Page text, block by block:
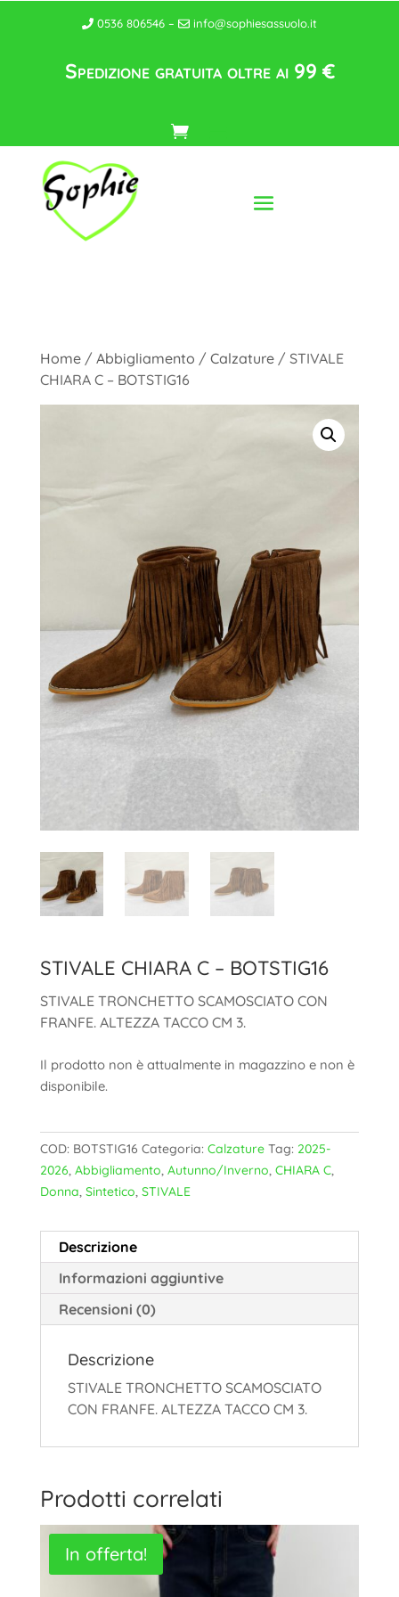
0536 806546 – info@sophiesassuolo.it
Spedizione gratuita oltre ai 99 €
Home/ Abbigliamento / Calzature/ STIVALE
CHIARA C – BOTSTIG16
STIVALE CHIARA C – BOTSTIG16
STIVALE TRONCHETTO SCAMOSCIATO CON
FRANFE. ALTEZZA TACCO CM 3.
Il prodotto non è attualmente in magazzino e non è
disponibile.
COD: BOTSTIG16 Categoria: Calzature Tag: 2025-
2026, Abbigliamento, Autunno/Inverno, CHIARA C,
Donna, Sintetico, STIVALE
Descrizione
Informazioni aggiuntive
Recensioni (0)
Descrizione
STIVALE TRONCHETTO SCAMOSCIATO
CON FRANFE. ALTEZZA TACCO CM 3.
Prodotti correlati
In offerta!